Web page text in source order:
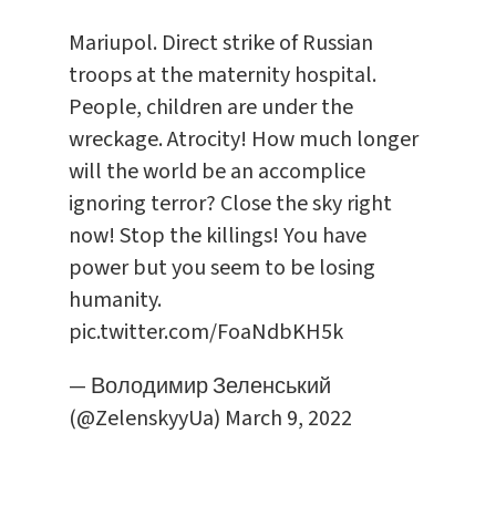
Mariupol. Direct strike of Russian
troops at the maternity hospital.
People, children are under the
wreckage. Atrocity! How much longer
will the world be an accomplice
ignoring terror? Close the sky right
now! Stop the killings! You have
power but you seem to be losing
humanity.
pic.twitter.com/FoaNdbKH5k
— Володимир Зеленський
(@ZelenskyyUa) March 9, 2022